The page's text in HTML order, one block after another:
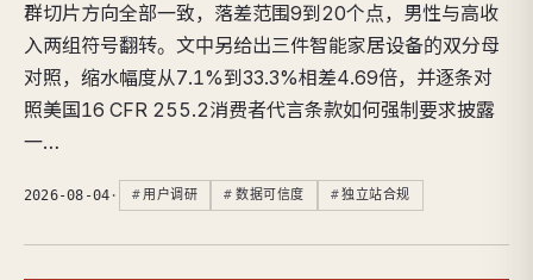
群切片方向全部一致，落差范围9到20个点，男性与高收
入两组符号翻转。文中另给出三件智能家居设备的双分母
对照，缩水幅度从7.1%到33.3%相差4.69倍，并逐条对
照美国16 CFR 255.2消费者代言条款如何强制要求披露
一…
2026-08-04 · 用户调研 数据可信度 独立站合规